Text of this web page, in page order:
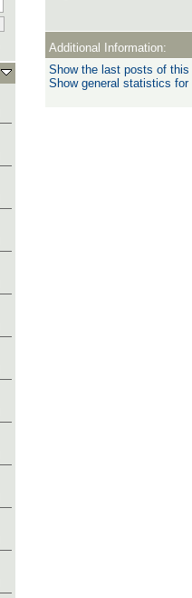
Additional Information:
Show the last posts of this
Show general statistics for